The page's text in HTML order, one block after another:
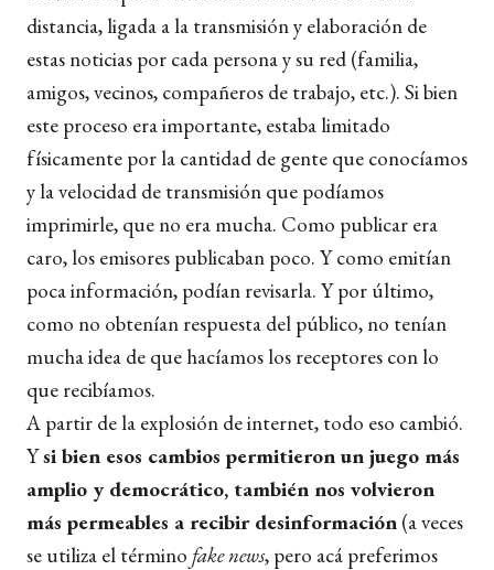
distancia, ligada a la transmisión y elaboración de
estas noticias por cada persona y su red (familia,
amigos, vecinos, compañeros de trabajo, etc.). Si bien
este proceso era importante, estaba limitado
físicamente por la cantidad de gente que conocíamos
y la velocidad de transmisión que podíamos
imprimirle, que no era mucha. Como publicar era
caro, los emisores publicaban poco. Y como emitían
poca información, podían revisarla. Y por último,
como no obtenían respuesta del público, no tenían
mucha idea de que hacíamos los receptores con lo
que recibíamos.
A partir de la explosión de internet, todo eso cambió.
Ysi bien esos cambios permitieron un juego más
amplio y democrático, también nos volvieron
más permeables a recibir desinformación (a veces
se utiliza el término fake news, pero acá preferimos